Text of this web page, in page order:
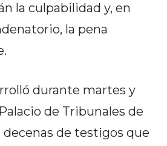
la culpabilidad y, en
la pena
durante martes y
de Tribunales de
decenas de testigos que